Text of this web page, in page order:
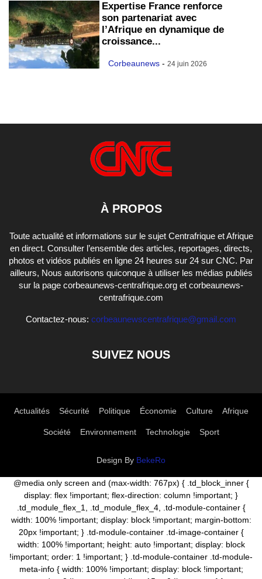
Expertise France renforce
son partenariat avec
l’Afrique en dynamique de
croissance...
Corbeaunews - 24 juin 2026
À PROPOS
Toute actualité et informations sur le sujet Centrafrique et Afrique
en direct. Consulter l’ensemble des articles, reportages, directs,
photos et vidéos publiés en ligne 24 heures sur 24 sur CNC. Par
ailleurs, Nous autorisons quiconque à utiliser les médias publiés
sur la page corbeaunews-centrafrique.org et corbeaunews-
centrafrique.com
Contactez-nous: corbeaunewscentrafrique@gmail.com
SUIVEZ NOUS
Actualités Sécurité Politique Économie Culture Afrique
Société Environnement Technologie Sport
Design By BekeRo
@media only screen and (max-width: 767px) { .td_block_inner {
display: flex !important; flex-direction: column !important; }
.td_module_flex_1, .td_module_flex_4, .td-module-container {
width: 100% !important; display: block !important; margin-bottom:
20px !important; } .td-module-container .td-image-container {
width: 100% !important; height: auto !important; display: block
!important; order: 1 !important; } .td-module-container .td-module-
meta-info { width: 100% !important; display: block !important;